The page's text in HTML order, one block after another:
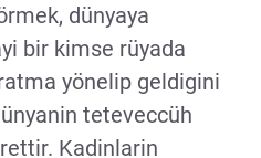
dünyaya
bir kimse rüyada
yönelip geldigini
teteveccüh
Kadinlarin